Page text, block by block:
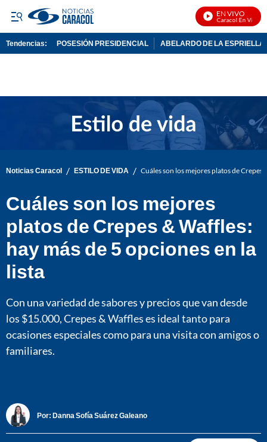
EN VIVO
Noticias Caracol En Vivo
Tendencias: POSESIÓN PRESIDENCIAL ABELARDO DE LA ESPRIELLA
Noticias Caracol / ESTILO DE VIDA / Cuáles son los mejores platos de Crepes
Cuáles son los mejores
platos de Crepes & Waffles:
hay más de 5 opciones en la
lista
Con una variedad de sabores y precios que van desde
los $15.000, Crepes & Waffles es ideal tanto para
ocasiones especiales como para una visita con amigos o
familiares.
Por: Danna Sofía Suárez Galeano